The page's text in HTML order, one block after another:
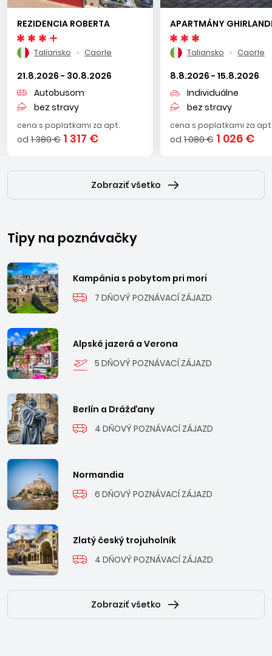
atrakciami pre deti i dospelých – nachádzajú sa tu veľké
vodné a zábavné parky, športoviská, nekonečné cyklistické
trasy a golfové ihriská, ale aj nákupné strediská. Ako všade v
Taliansku, aj tu nájdete historické a umelecké poklady,
CAORLE
Romantické historické mestečko, založené už roku 40 p.n.l.,
Hemingwaya, ktorý tu žil a tvoril.Leží medzi riečkami Livenza
a Lemene, 50 km od Benátok. Má pokojnú atmosféru,
množstvo zelene, útulné historické centrum s bazilikou San
obchodíkmi. Má vybudované športové zázemie – dva nové
športové paláce Pallamare a Palaexpomar, 15 km dlhú
aquaparkom. Za riekou Livenza bol vybudovaný prístav pre
jachty v časti nazvanej Porto Santa Margherita, ktorá sa
stala typickým prímorským moderným letoviskom.
Najnovšia časť – Caorle Altanea ponúka najmä rodinné vilky
s bazénom. Pláž je z jemného piesku s mierne klesajúcim
dnom.
REZIDENCIA ROBERTA
Taliansko Caorle
21.8.2026 - 30.8.2026
Autobusom
bez stravy
cena s poplatkami za apt.
od 1 380 € 1 317 €
APARTMÁNY
Taliansko Caorle
8.8.2026 - 15.8.2026
Individuálne
bez stravy
cena s poplatkami za apt.
od 1 080 € 1 026 €
Zobraziť všetko
Tipy na poznávačky
Kampánia s pobytom pri mori
7 DŇOVÝ POZNÁVACÍ ZÁJAZD
Alpské jazerá a Verona
5 DŇOVÝ POZNÁVACÍ ZÁJAZD
Berlín a Drážďany
4 DŇOVÝ POZNÁVACÍ ZÁJAZD
Normandia
6 DŇOVÝ POZNÁVACÍ ZÁJAZD
Zlatý český trojuholník
4 DŇOVÝ POZNÁVACÍ ZÁJAZD
Zobraziť všetko